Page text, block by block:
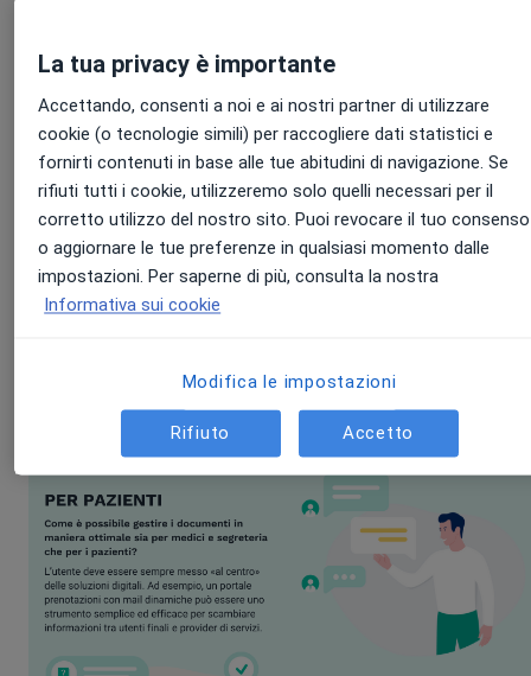
La tua privacy è importante
Accettando, consenti a noi e ai nostri partner di utilizzare
cookie (o tecnologie simili) per raccogliere dati statistici e
fornirti contenuti in base alle tue abitudini di navigazione. Se
rifiuti tutti i cookie, utilizzeremo solo quelli necessari per il
corretto utilizzo del nostro sito. Puoi revocare il tuo consenso
o aggiornare le tue preferenze in qualsiasi momento dalle
impostazioni. Per saperne di più, consulta la nostra
Informativa sui cookie
Modifica le impostazioni
Rifiuto Accetto